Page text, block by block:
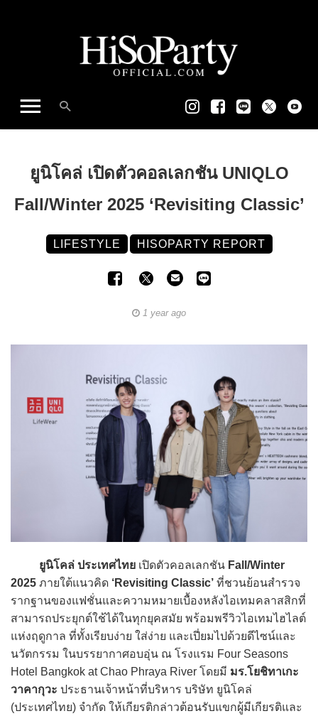
ยูนิโคล่ เปิดตัวคอลเลกชัน UNIQLO
Fall/Winter 2025 ‘Revisiting Classic’
LIFESTYLE HISOPARTY REPORT
1 year ago
ยูนิโคล่ ประเทศไทย เปิดตัวคอลเลกชัน Fall/Winter
2025 ภายใต้แนวคิด ‘Revisiting Classic’ ที่ชวนย้อนสำรวจ
รากฐานของแฟชั่นและความหมายเบื้องหลังไอเทมคลาสสิกที่
สามารถประยุกต์ใช้ได้ในทุกยุคสมัย พร้อมพรีวิวไอเทมไฮไลต์
แห่งฤดูกาล ที่ทั้งเรียบง่าย ใส่ง่าย และเปี่ยมไปด้วยดีไซน์และ
นวัตกรรม ในบรรยากาศอบอุ่น ณ โรงแรม Four Seasons
Hotel Bangkok at Chao Phraya River โดยมี มร.โยชิทาเกะ
วาคากุวะ ประธานเจ้าหน้าที่บริหาร บริษัท ยูนิโคล่
(ประเทศไทย) จำกัด ให้เกียรติกล่าวต้อนรับแขกผู้มีเกียรติและ